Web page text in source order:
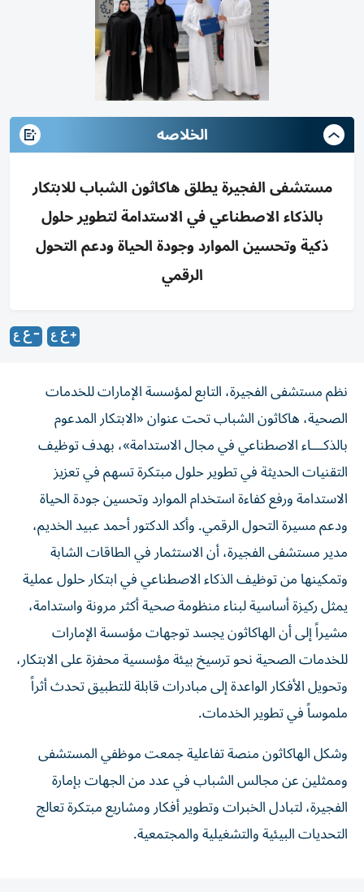
الخلاصه
مستشفى الفجيرة يطلق هاكاثون الشباب للابتكار
بالذكاء الاصطناعي في الاستدامة لتطوير حلول
ذكية وتحسين الموارد وجودة الحياة ودعم التحول
الرقمي
نظم مستشفى الفجيرة، التابع لمؤسسة الإمارات للخدمات
الصحية، هاكاثون الشباب تحت عنوان «الابتكار المدعوم
بالذكـــاء الاصطناعي في مجال الاستدامة»، بهدف توظيف
التقنيات الحديثة في تطوير حلول مبتكرة تسهم في تعزيز
الاستدامة ورفع كفاءة استخدام الموارد وتحسين جودة الحياة
ودعم مسيرة التحول الرقمي. وأكد الدكتور أحمد عبيد الخديم،
مدير مستشفى الفجيرة، أن الاستثمار في الطاقات الشابة
وتمكينها من توظيف الذكاء الاصطناعي في ابتكار حلول عملية
يمثل ركيزة أساسية لبناء منظومة صحية أكثر مرونة واستدامة،
مشيراً إلى أن الهاكاثون يجسد توجهات مؤسسة الإمارات
للخدمات الصحية نحو ترسيخ بيئة مؤسسية محفزة على الابتكار،
وتحويل الأفكار الواعدة إلى مبادرات قابلة للتطبيق تحدث أثراً
ملموساً في تطوير الخدمات.
وشكل الهاكاثون منصة تفاعلية جمعت موظفي المستشفى
وممثلين عن مجالس الشباب في عدد من الجهات بإمارة
الفجيرة، لتبادل الخبرات وتطوير أفكار ومشاريع مبتكرة تعالج
التحديات البيئية والتشغيلية والمجتمعية.